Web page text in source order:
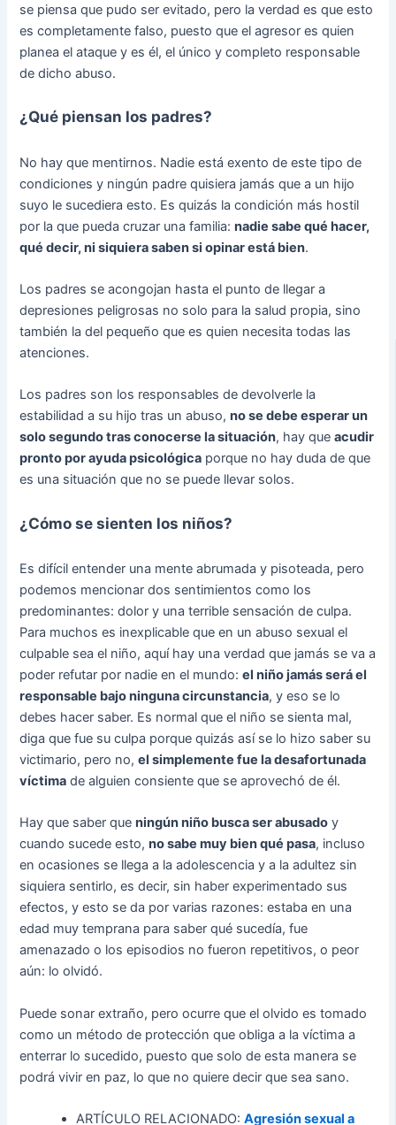
se piensa que pudo ser evitado, pero la verdad es que esto
es completamente falso, puesto que el agresor es quien
planea el ataque y es él, el único y completo responsable
de dicho abuso.
¿Qué piensan los padres?
No hay que mentirnos. Nadie está exento de este tipo de
condiciones y ningún padre quisiera jamás que a un hijo
suyo le sucediera esto. Es quizás la condición más hostil
por la que pueda cruzar una familia:nadie sabe qué hacer,
qué decir, ni siquiera saben si opinar está bien.
Los padres se acongojan hasta el punto de llegar a
depresiones peligrosas no solo para la salud propia, sino
también la del pequeño que es quien necesita todas las
atenciones.
Los padres son los responsables de devolverle la
estabilidad a su hijo tras un abuso,no se debe esperar un
solo segundo tras conocerse la situación, hay queacudir
pronto por ayuda psicológica porque no hay duda de que
es una situación que no se puede llevar solos.
¿Cómo se sienten los niños?
Es difícil entender una mente abrumada y pisoteada, pero
podemos mencionar dos sentimientos como los
predominantes: dolor y una terrible sensación de culpa.
Para muchos es inexplicable que en un abuso sexual el
culpable sea el niño, aquí hay una verdad que jamás se va a
poder refutar por nadie en el mundo:el niño jamás será el
responsable bajo ninguna circunstancia, y eso se lo
debes hacer saber. Es normal que el niño se sienta mal,
diga que fue su culpa porque quizás así se lo hizo saber su
victimario, pero no,el simplemente fue la desafortunada
víctima de alguien consiente que se aprovechó de él.
Hay que saber queningún niño busca ser abusado y
cuando sucede esto,no sabe muy bien qué pasa, incluso
en ocasiones se llega a la adolescencia y a la adultez sin
siquiera sentirlo, es decir, sin haber experimentado sus
efectos, y esto se da por varias razones: estaba en una
edad muy temprana para saber qué sucedía, fue
amenazado o los episodios no fueron repetitivos, o peor
aún: lo olvidó.
Puede sonar extraño, pero ocurre que el olvido es tomado
como un método de protección que obliga a la víctima a
enterrar lo sucedido, puesto que solo de esta manera se
podrá vivir en paz, lo que no quiere decir que sea sano.
ARTÍCULO RELACIONADO:Agresión sexual a